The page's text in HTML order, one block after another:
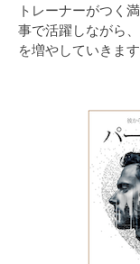
トレーナーがつく
事で活躍しながら
を増やしていきます